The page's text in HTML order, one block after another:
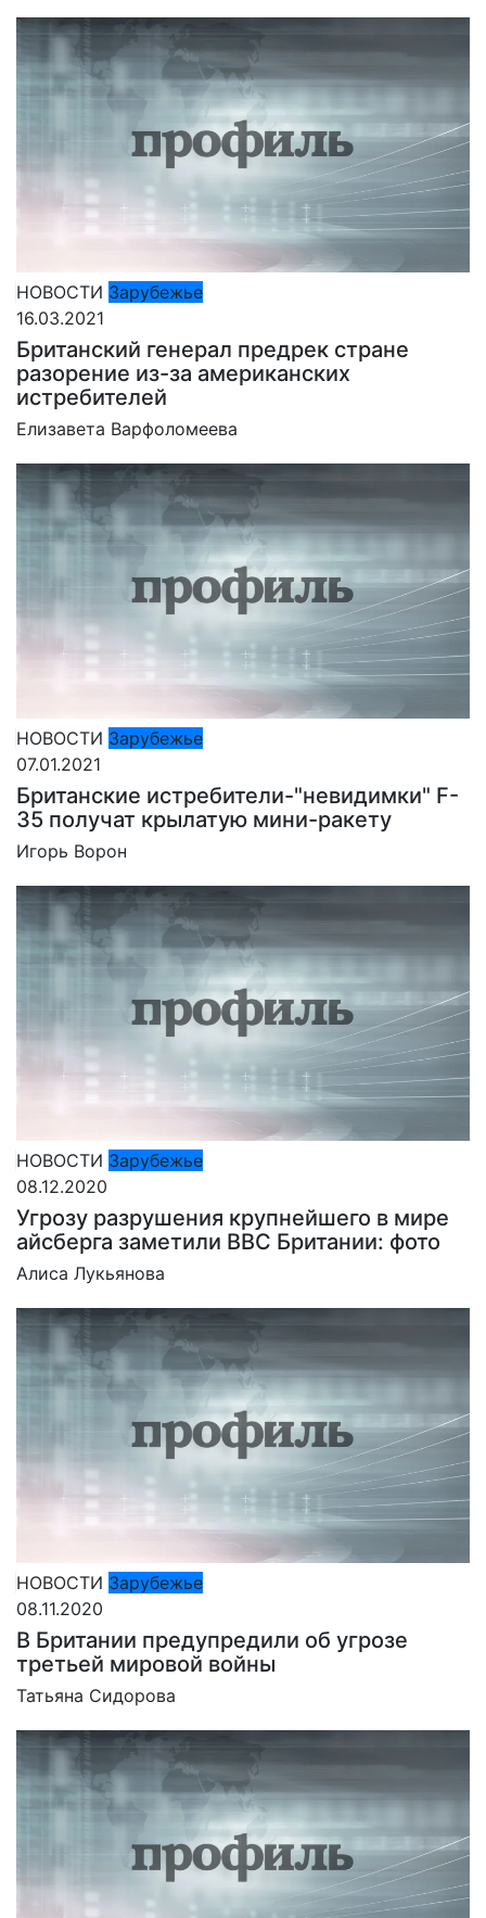
НОВОСТИ Зарубежье
16.03.2021
Британский генерал предрек стране
разорение из-за американских
истребителей
Елизавета Варфоломеева
НОВОСТИ Зарубежье
07.01.2021
Британские истребители-"невидимки" F-
35 получат крылатую мини-ракету
Игорь Ворон
НОВОСТИ Зарубежье
08.12.2020
Угрозу разрушения крупнейшего в мире
айсберга заметили ВВС Британии: фото
Алиса Лукьянова
НОВОСТИ Зарубежье
08.11.2020
В Британии предупредили об угрозе
третьей мировой войны
Татьяна Сидорова